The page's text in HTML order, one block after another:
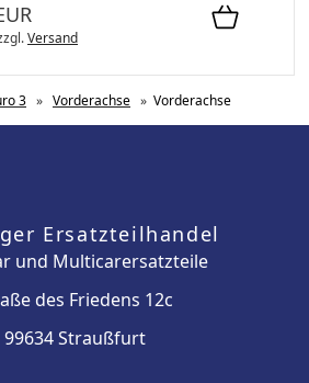
Versand
3 » Vorderachse » Vorderachse
Ersatzteilhandel
und Multicarersatzteile
des Friedens 12c
99634 Straußfurt